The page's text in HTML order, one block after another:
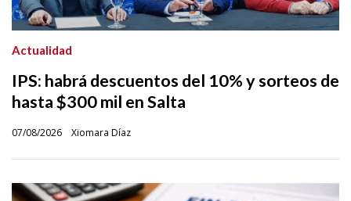
IPS: habrá descuentos del 10% y sorteos de
hasta $300 mil en Salta
Xiomara Díaz
Actualidad
07/08/2026